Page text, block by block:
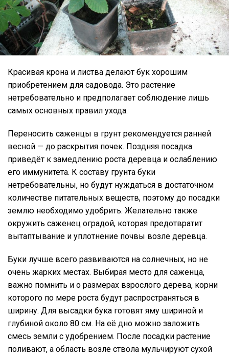
Красивая крона и листва делают бук хорошим
приобретением для садовода. Это растение
нетребовательно и предполагает соблюдение лишь
самых основных правил ухода.
Переносить саженцы в грунт рекомендуется ранней
весной — до раскрытия почек. Поздняя посадка
приведёт к замедлению роста деревца и ослаблению
его иммунитета. К составу грунта буки
нетребовательны, но будут нуждаться в достаточном
количестве питательных веществ, поэтому до посадки
землю необходимо удобрить. Желательно также
окружить саженец оградой, которая предотвратит
вытаптывание и уплотнение почвы возле деревца.
Буки лучше всего развиваются на солнечных, но не
очень жарких местах. Выбирая место для саженца,
важно помнить и о размерах взрослого дерева, корни
которого по мере роста будут распространяться в
ширину. Для высадки бука готовят яму шириной и
глубиной около 80 см. На её дно можно заложить
смесь земли с удобрением. После посадки растение
поливают, а область возле ствола мульчируют сухой